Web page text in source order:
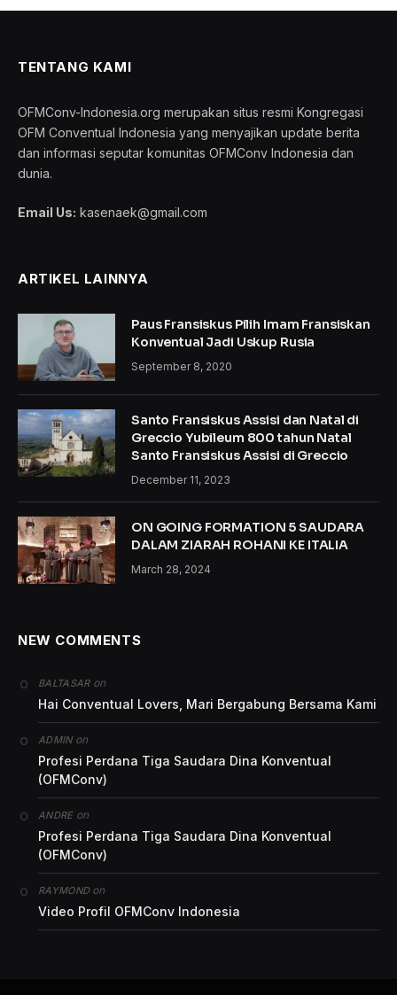
TENTANG KAMI
OFMConv-Indonesia.org merupakan situs resmi Kongregasi
OFM Conventual Indonesia yang menyajikan update berita
dan informasi seputar komunitas OFMConv Indonesia dan
dunia.
Email Us: kasenaek@gmail.com
ARTIKEL LAINNYA
Paus Fransiskus Pilih Imam Fransiskan
Konventual Jadi Uskup Rusia
September 8, 2020
Santo Fransiskus Assisi dan Natal di
Greccio Yubileum 800 tahun Natal
Santo Fransiskus Assisi di Greccio
December 11, 2023
ON GOING FORMATION 5 SAUDARA
DALAM ZIARAH ROHANI KE ITALIA
March 28, 2024
NEW COMMENTS
BALTASARon
Hai Conventual Lovers, Mari Bergabung Bersama Kami
ADMINon
Profesi Perdana Tiga Saudara Dina Konventual
(OFMConv)
ANDREon
Profesi Perdana Tiga Saudara Dina Konventual
(OFMConv)
RAYMONDon
Video Profil OFMConv Indonesia